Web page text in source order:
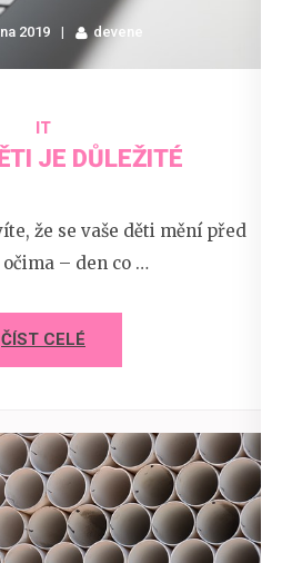
2019 devene
IT
JE DŮLEŽITÉ
že se vaše děti mění před
– den co …
ČÍST CELÉ